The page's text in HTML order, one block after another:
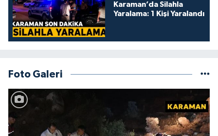
Karaman’da Silahla
Yaralama: 1 Kişi Yaralandı
Foto Galeri